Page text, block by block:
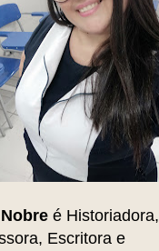
é Historiadora,
Escritora e